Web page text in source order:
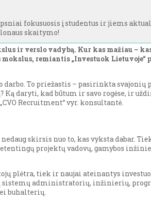
fokusuosis į studentus ir jiems
skaitymo!
ir verslo vadybą. Kur kas mažiau –
remiantis „Investuok Lietuvoje“
darbo. To priežastis – pasirinkta svajonių
daryti, kad būtum ir savo rogėse, ir
Recruitment“ vyr. konsultantė.
skirsis nuo to, kas vyksta dabar.
projektų vadovų, gamybos
plėtra, tiek ir naujai ateinantys
administratorių, inžinierių,
buhalterių.